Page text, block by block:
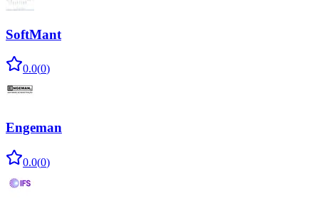
SoftMant
0.0(0)
Engeman
0.0(0)